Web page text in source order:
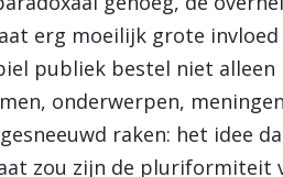
erg moeilijk grote
publiek bestel niet alleen
onderwerpen,
raken: het idee
zou zijn de pluriformiteit